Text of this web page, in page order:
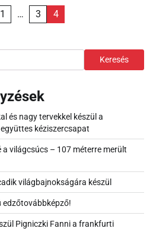
1 … 3 4
Keresés
és nagy tervekkel készül a
kéziszercsapat
a világcsúcs – 107 méterre merült
világbajnokságára készül
edzőtovábbképző!
Pigniczki Fanni a frankfurti